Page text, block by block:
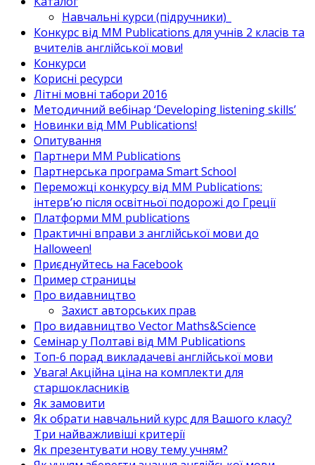
Навчальні курси (підручники)_
Конкурс від MM Publications для учнів 2 класів та
вчителів англійської мови!
Конкурси
Корисні ресурси
Літні мовні табори 2016
Методичний вебінар ‘Developing listening skills’
Новинки від MM Publications!
Опитування
Партнери MM Publications
Партнерська програма Smart School
Переможці конкурсу від MM Publications:
інтерв’ю після освітньої подорожі до Греції
Платформи MM publications
Практичні вправи з англійської мови до
Halloween!
Приєднуйтесь на Facebook
Пример страницы
Про видавництво
Захист авторських прав
Про видавництво Vector Maths&Science
Семінар у Полтаві від MM Publications
Топ-6 порад викладачеві англійської мови
Увага! Акційна ціна на комплекти для
старшокласників
Як замовити
Як обрати навчальний курс для Вашого класу?
Три найважливіші критерії
Як презентувати нову тему учням?